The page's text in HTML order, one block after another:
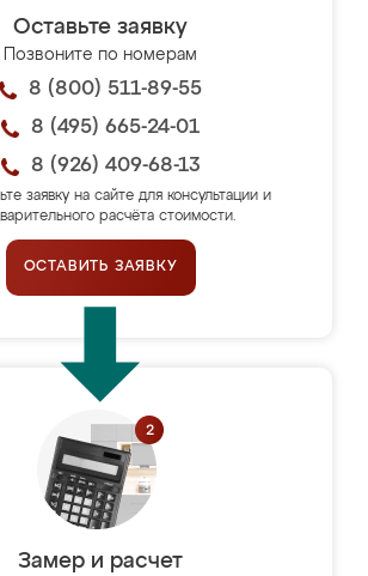
Оставьте заявку
Позвоните по номерам
8 (800) 511-89-55
8 (495) 665-24-01
8 (926) 409-68-13
заявку на сайте для консультации и
расчёта стоимости.
ОСТАВИТЬ ЗАЯВКУ
Замер и расчет